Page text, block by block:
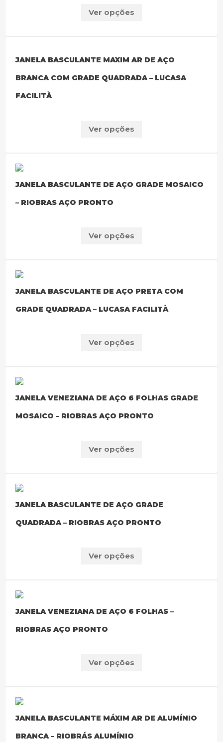
Ver opções
JANELA BASCULANTE MAXIM AR DE AÇO
BRANCA COM GRADE QUADRADA – LUCASA
FACILITÀ
Ver opções
JANELA BASCULANTE DE AÇO GRADE MOSAICO
– RIOBRAS AÇO PRONTO
Ver opções
JANELA BASCULANTE DE AÇO PRETA COM
GRADE QUADRADA – LUCASA FACILITÀ
Ver opções
JANELA VENEZIANA DE AÇO 6 FOLHAS GRADE
MOSAICO – RIOBRAS AÇO PRONTO
Ver opções
JANELA BASCULANTE DE AÇO GRADE
QUADRADA – RIOBRAS AÇO PRONTO
Ver opções
JANELA VENEZIANA DE AÇO 6 FOLHAS –
RIOBRAS AÇO PRONTO
Ver opções
JANELA BASCULANTE MÁXIM AR DE ALUMÍNIO
BRANCA – RIOBRÁS ALUMÍNIO